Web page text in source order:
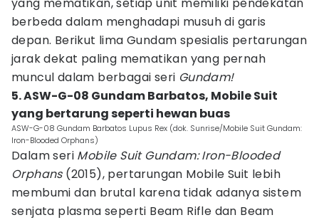
berbeda dalam menghadapi musuh di garis
depan. Berikut lima Gundam spesialis pertarungan
jarak dekat paling mematikan yang pernah
muncul dalam berbagai seri Gundam!
5. ASW-G-08 Gundam Barbatos, Mobile Suit
yang bertarung seperti hewan buas
ASW-G-08 Gundam Barbatos Lupus Rex (dok. Sunrise/Mobile Suit Gundam:
Iron-Blooded Orphans)
Dalam seri Mobile Suit Gundam: Iron-Blooded
Orphans (2015), pertarungan Mobile Suit lebih
membumi dan brutal karena tidak adanya sistem
senjata plasma seperti Beam Rifle dan Beam